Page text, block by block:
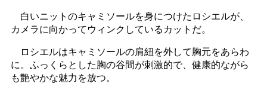
白いニットのキャミソールを身につけたロシエルが、
カメラに向かってウィンクしているカットだ。
ロシエルはキャミソールの肩紐を外して胸元をあらわ
に。ふっくらとした胸の谷間が刺激的で、健康的ながら
も艶やかな魅力を放つ。